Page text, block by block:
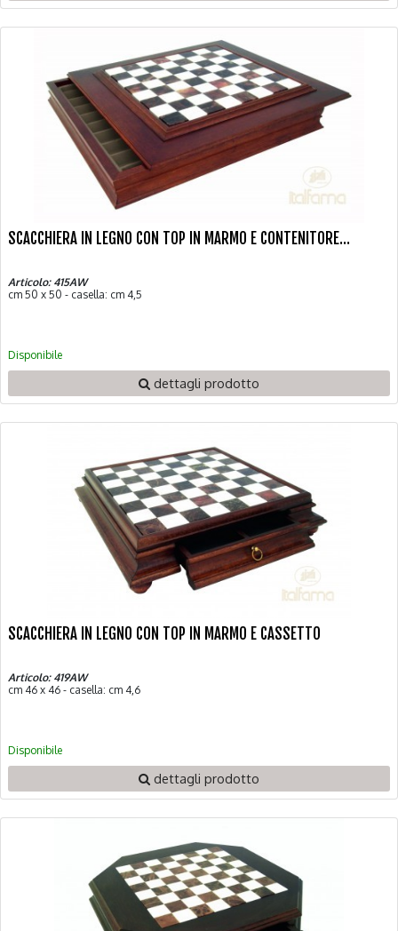
SCACCHIERA IN LEGNO CON TOP IN MARMO E CONTENITORE...
Articolo: 415AW
cm 50 x 50 - casella: cm 4,5
Disponibile
dettagli prodotto
SCACCHIERA IN LEGNO CON TOP IN MARMO E CASSETTO
Articolo: 419AW
cm 46 x 46 - casella: cm 4,6
Disponibile
dettagli prodotto